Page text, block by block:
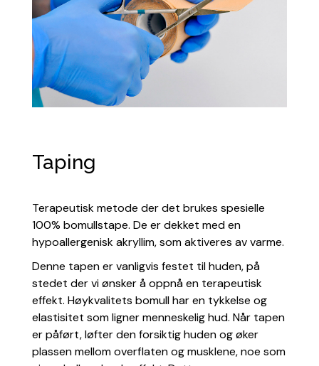
Taping
Terapeutisk metode der det brukes spesielle
100% bomullstape. De er dekket med en
hypoallergenisk akryllim, som aktiveres av varme.
Denne tapen er vanligvis festet til huden, på
stedet der vi ønsker å oppnå en terapeutisk
effekt. Høykvalitets bomull har en tykkelse og
elastisitet som ligner menneskelig hud. Når tapen
er påført, løfter den forsiktig huden og øker
plassen mellom overflaten og musklene, noe som